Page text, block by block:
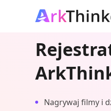
Nagrywaj filmy i